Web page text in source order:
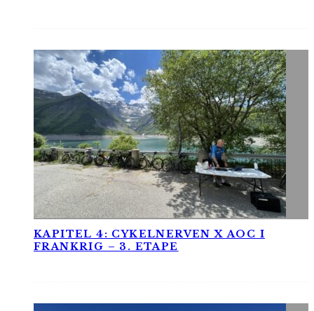
KAPITEL 4: CYKELNERVEN X AOC I
FRANKRIG – 3. ETAPE